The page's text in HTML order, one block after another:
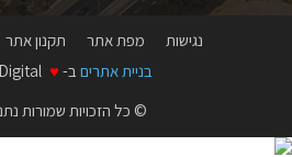
נגישות מפת אתר תקנון אתר
בניית אתרים ב- ♥
© כל הזכויות שמורות